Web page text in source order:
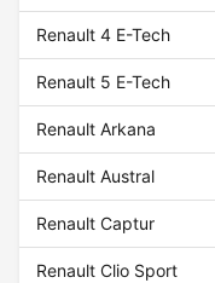
Renault 4 E-Tech
Renault 5 E-Tech
Renault Arkana
Renault Austral
Renault Captur
Renault Clio Sport